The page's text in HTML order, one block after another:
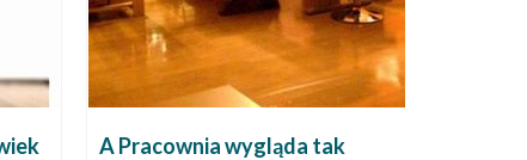
A Pracownia wygląda tak